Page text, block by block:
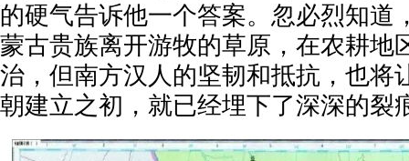
的硬气告诉他一个答案。忽必烈知道
蒙古贵族离开游牧的草原，在农耕地
治，但南方汉人的坚韧和抵抗，也将
朝建立之初，就已经埋下了深深的裂